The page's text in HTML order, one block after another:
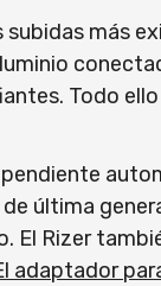
más
Todo
última
El Rizer
adaptador